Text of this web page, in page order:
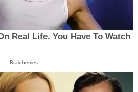
Real Life. You Have To Watch
Brainberries